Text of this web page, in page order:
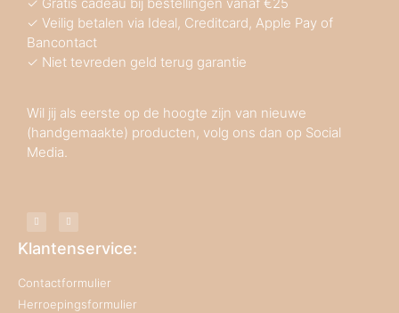
✓ Gratis cadeau bij bestellingen vanaf €25
✓ Veilig betalen via Ideal, Creditcard, Apple Pay of
Bancontact
✓ Niet tevreden geld terug garantie
Wil jij als eerste op de hoogte zijn van nieuwe
(handgemaakte) producten, volg ons dan op Social
Media.
Klantenservice:
Contactformulier
Herroepingsformulier